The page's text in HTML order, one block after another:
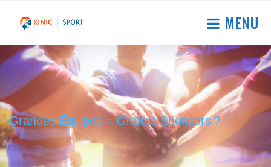
MENU
Grandes Équipes = Grands Sponsors ?